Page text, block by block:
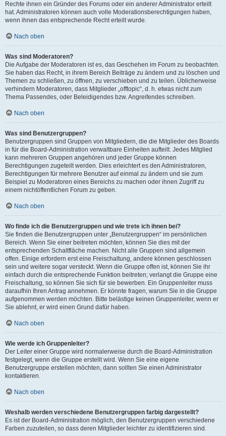
Rechte ihnen ein Gründer des Forums oder ein anderer Administrator erteilt
hat. Administratoren können auch volle Moderationsberechtigungen haben,
wenn ihnen das entsprechende Recht erteilt wurde.
Nach oben
Was sind Moderatoren?
Die Aufgabe der Moderatoren ist es, das Geschehen im Forum zu beobachten.
Sie haben das Recht, in ihrem Bereich Beiträge zu ändern und zu löschen und
Themen zu schließen, zu öffnen, zu verschieben und zu teilen. Üblicherweise
verhindern Moderatoren, dass Mitglieder „offtopic“, d. h. etwas nicht zum
Thema Passendes, oder Beleidigendes bzw. Angreifendes schreiben.
Nach oben
Was sind Benutzergruppen?
Benutzergruppen sind Gruppen von Mitgliedern, die die Mitglieder des Boards
in für die Board-Administration verwaltbare Einheiten aufteilt. Jedes Mitglied
kann mehreren Gruppen angehören und jeder Gruppe können
Berechtigungen zugeteilt werden. Dies erleichtert es den Administratoren,
Berechtigungen für mehrere Benutzer auf einmal zu ändern und sie zum
Beispiel zu Moderatoren eines Bereichs zu machen oder ihnen Zugriff zu
einem nichtöffentlichen Forum zu geben.
Nach oben
Wo finde ich die Benutzergruppen und wie trete ich ihnen bei?
Sie finden die Benutzergruppen unter „Benutzergruppen“ im persönlichen
Bereich. Wenn Sie einer beitreten möchten, können Sie dies mit der
entsprechenden Schaltfläche machen. Nicht alle Gruppen sind allgemein
offen. Einige erfordern erst eine Freischaltung, andere können geschlossen
sein und weitere sogar versteckt. Wenn die Gruppe offen ist, können Sie ihr
einfach durch die entsprechende Funktion beitreten; verlangt die Gruppe eine
Freischaltung, so können Sie sich für sie bewerben. Ein Gruppenleiter muss
daraufhin Ihren Antrag annehmen. Er könnte fragen, warum Sie in die Gruppe
aufgenommen werden möchten. Bitte belästige keinen Gruppenleiter, wenn er
Sie ablehnt, er wird einen Grund dafür haben.
Nach oben
Wie werde ich Gruppenleiter?
Der Leiter einer Gruppe wird normalerweise durch die Board-Administration
festgelegt, wenn die Gruppe erstellt wird. Wenn Sie eine eigene
Benutzergruppe erstellen möchten, dann sollten Sie einen Administrator
kontaktieren.
Nach oben
Weshalb werden verschiedene Benutzergruppen farbig dargestellt?
Es ist der Board-Administration möglich, den Benutzergruppen verschiedene
Farben zuzuteilen, so dass deren Mitglieder leichter zu identifizieren sind.